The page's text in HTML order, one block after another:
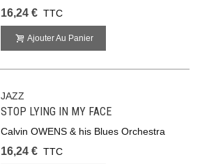
16,24 € TTC
Ajouter Au Panier
JAZZ
STOP LYING IN MY FACE
Calvin OWENS & his Blues Orchestra
16,24 € TTC